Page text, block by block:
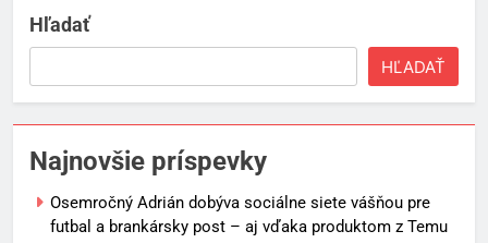
Hľadať
HĽADAŤ
Najnovšie príspevky
Osemročný Adrián dobýva sociálne siete vášňou pre
futbal a brankársky post – aj vďaka produktom z Temu